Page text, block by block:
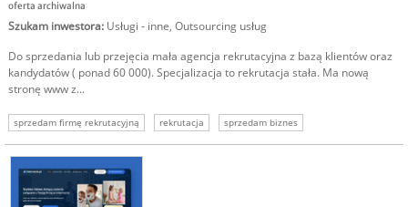
oferta archiwalna
Szukam inwestora: Usługi - inne, Outsourcing usług
Do sprzedania lub przejęcia mała agencja rekrutacyjna z bazą klientów oraz
kandydatów ( ponad 60 000). Specjalizacja to rekrutacja stała. Ma nową
stronę www z...
sprzedam firmę rekrutacyjną rekrutacja sprzedam biznes